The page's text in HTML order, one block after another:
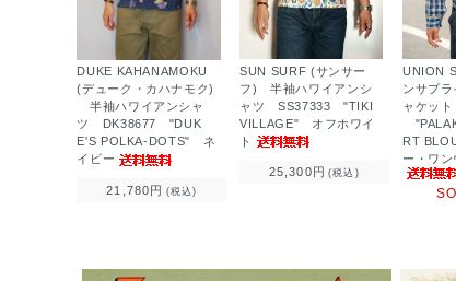
DUKE KAHANAMOKU
(デューク・カハナモク)
半袖ハワイアンシャ
ツ DK38677 "DUK
E'S POLKA-DOTS" ネ
イビー
21,780円 (税込)
SUN SURF (サンサー
フ) 半袖ハワイアンシ
ャツ SS37333 "TIKI
VILLAGE" オフホワイ
ト
25,300円 (税込)
UNION
ンサプ
ャケッ
RT
ー・ワン